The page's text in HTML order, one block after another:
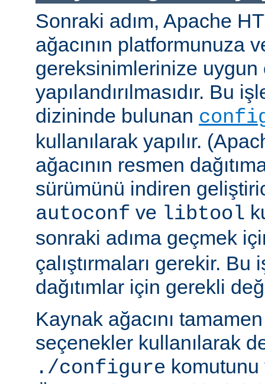
Sonraki adım, Apache
ağacının platformunuza
gereksinimlerinize uygun
yapılandırılmasıdır. Bu
dizininde bulunan
kullanılarak yapılır.
ağacının resmen
sürümünü indiren
autoconf ve libtool
sonraki adıma geçmek
çalıştırmaları gerekir. Bu
dağıtımlar için gerekli
Kaynak ağacını tamamen
seçenekler kullanılarak
./configure